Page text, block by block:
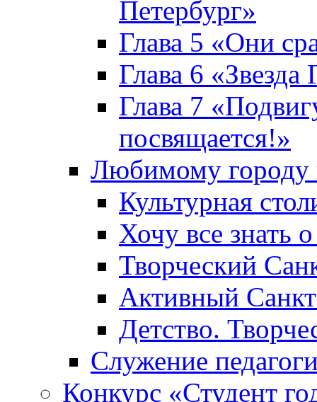
Петербург»
Глава 5 «Они
Глава 6 «Звезда
Глава 7
посвящается!»
Любимому городу
Культурная
Хочу все знать
Творческий
Активный
Детство.
Служение
Конкурс «Студент